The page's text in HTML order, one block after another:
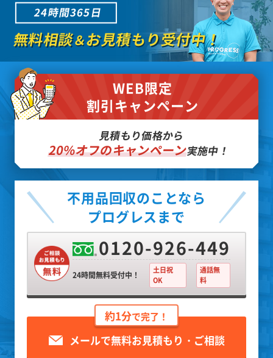
24時間365日
無料相談＆お見積もり受付中！
WEB限定
割引キャンペーン
見積もり価格から
20%オフのキャンペーン実施中！
不用品回収のことなら
プログレスまで
0120-926-449
24時間無料受付中！
土日祝
OK
通話無
料
約1分で完了！
メールで無料お見積もり・ご相談